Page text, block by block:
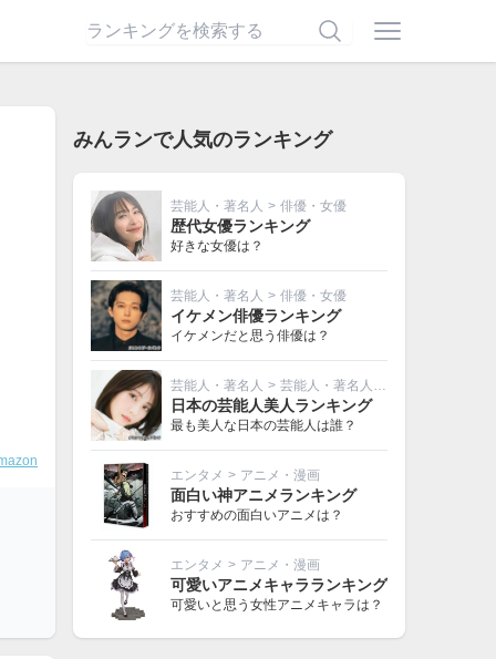
みんランで人気のランキング
芸能人・著名人 > 俳優・女優
歴代女優ランキング
好きな女優は？
芸能人・著名人 > 俳優・女優
イケメン俳優ランキング
イケメンだと思う俳優は？
芸能人・著名人 > 芸能人・著名人その他
日本の芸能人美人ランキング
最も美人な日本の芸能人は誰？
エンタメ > アニメ・漫画
面白い神アニメランキング
おすすめの面白いアニメは？
エンタメ > アニメ・漫画
可愛いアニメキャラランキング
可愛いと思う女性アニメキャラは？